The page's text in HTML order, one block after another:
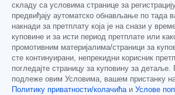
складу са условима странице за
предвиђају аутоматско обнављање по тада
накнади за претплату која је на снази у
куповине и за исти период претплате или
промотивним материјалима/страници за
сте континуирани, непрекидни корисник
погледајте страницу за куповину за
подлеже овим Условима, вашем пристанку
Политику приватности/колачићаи Услове